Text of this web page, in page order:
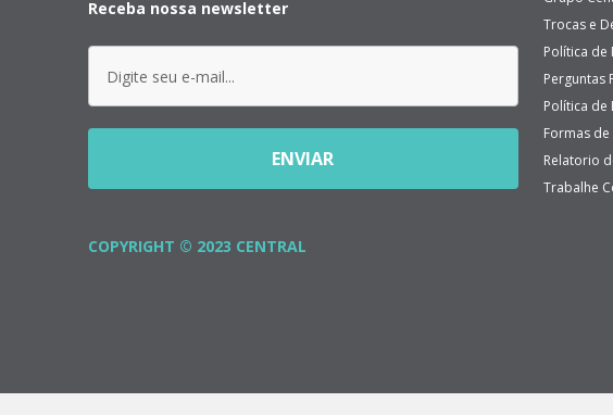
Receba nossa newsletter
ENVIAR
COPYRIGHT © 2023 CENTRAL
Trocas e
Política de
Perguntas
Política de
Formas
Relatorio
Trabalhe